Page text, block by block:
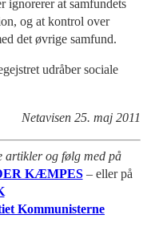
ignorerer at samfundets
og at kontrol over
det øvrige samfund.
udråber sociale
Netavisen 25. maj 2011
artikler og følg med på
KÆMPES – eller på
Kommunisterne